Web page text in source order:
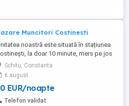
Muncitori Costinesti
noastră este situată în stațiunea
la doar 10 minute, mers pe jos
la Plaja Obelisc, 5 minute până la
CFR Halta Tabără Costinesti și doar
minute până la Parcul de Distracții.
de cazare este peste 60
serie în camere duble și camere
Schitu, Constanta
6 august
EUR/noapte
Telefon validat